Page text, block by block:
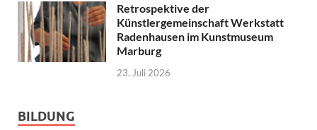
Retrospektive der
Künstlergemeinschaft Werkstatt
Radenhausen im Kunstmuseum
Marburg
23. Juli 2026
BILDUNG